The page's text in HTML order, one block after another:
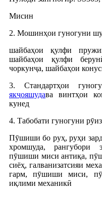
Мисин
2. Мошинҳои гуногуни
шайбаҳои қулфи
шайбаҳои қулфи
чоркунҷа, шайбаҳои
3. Стандартҳои
якҷояшудава винтҳои
кунед
4. Табобати гуногуни
Пӯшиши бо руҳ, руҳи
хромшуда, рангубори
пӯшиши миси антиқа,
сиёҳ, галванизатсияи
гарм, пӯшиши миси,
иқлими механикӣ